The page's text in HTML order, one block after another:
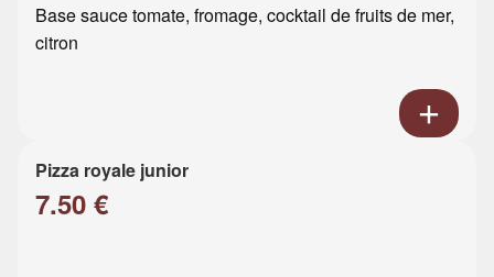
Base sauce tomate, fromage, cocktail de fruits de mer,
citron
Pizza royale junior
7.50 €